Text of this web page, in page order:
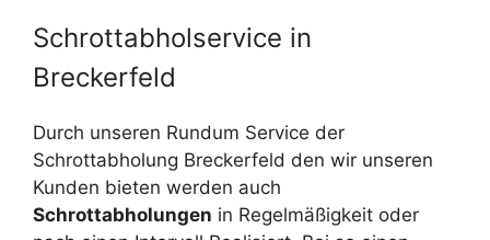
Schrottabholservice in
Breckerfeld
Durch unseren Rundum Service der
Schrottabholung Breckerfeld den wir unseren
Kunden bieten werden auch
Schrottabholungen in Regelmäßigkeit oder